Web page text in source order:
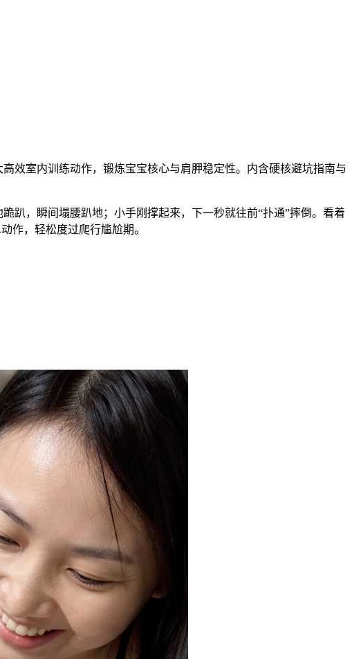
效室内训练动作，锻炼宝宝核心与肩胛稳定性。内含硬核避坑指南与
趴，瞬间塌腰趴地；小手刚撑起来，下一秒就往前“扑通”摔倒。看着
作，轻松度过爬行尴尬期。